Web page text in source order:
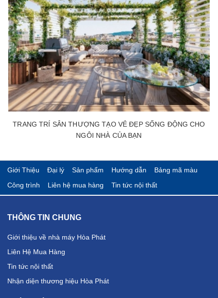
TRANG TRÍ SÂN THƯỢNG TẠO VẺ ĐẸP SỐNG ĐỘNG CHO
NGÔI NHÀ CỦA BẠN
Giới Thiệu Đại lý Sản phẩm Hướng dẫn
Bảng mã màu
Công trình
Liên hệ mua hàng Tin tức nội thất
THÔNG TIN CHUNG
Giới thiệu về nhà máy Hòa Phát
Liên Hệ Mua Hàng
Tin tức nội thất
Nhận diện thương hiệu Hòa Phát